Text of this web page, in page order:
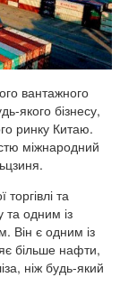
вантажного
якого бізнесу,
ринку Китаю.
міжнародний
та
та одним із
Він є одним із
більше нафти,
ніж будь-який